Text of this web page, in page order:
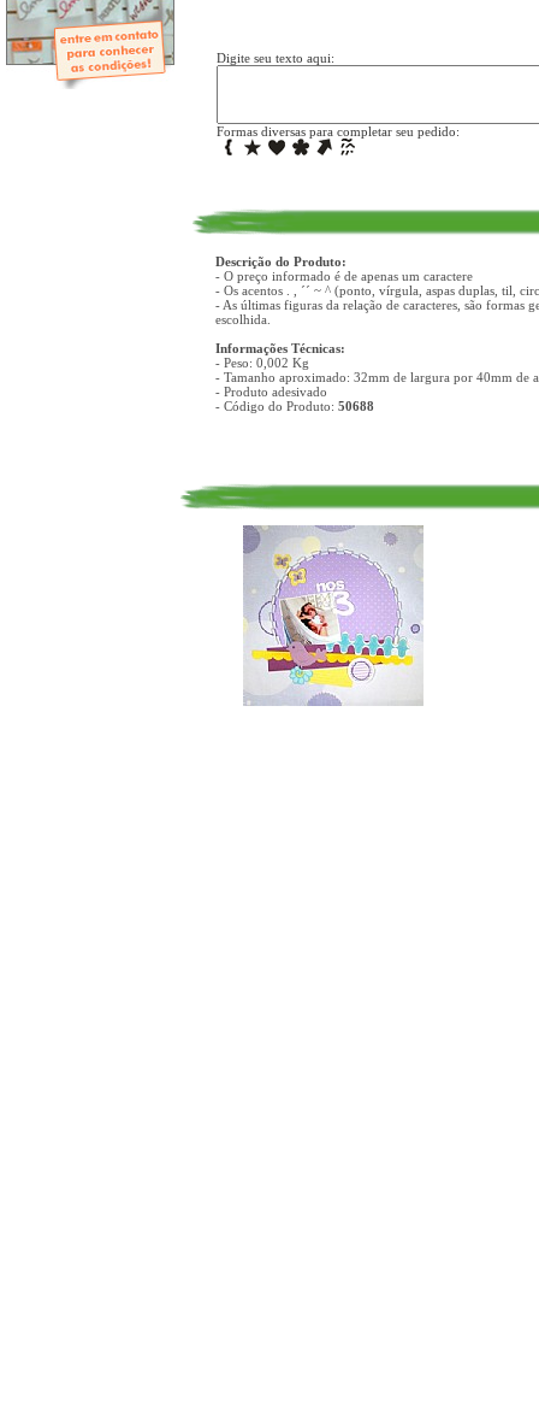
- Mini-Álbuns
- Páginas Mini
- Páginas Scrap
- Argolas
Digite seu texto aqui:
Formas diversas para completar seu pedido:
Descrição do Produto:
- O preço informado é de apenas um caractere
- Os acentos . , ´´ ~ ^ (ponto, vírgula, aspas duplas, til,
- As últimas figuras da relação de caracteres, são formas
escolhida.
Informações Técnicas:
- Peso: 0,002 Kg
- Tamanho aproximado: 32mm de largura por 40mm de
- Produto adesivado
- Código do Produto: 50688